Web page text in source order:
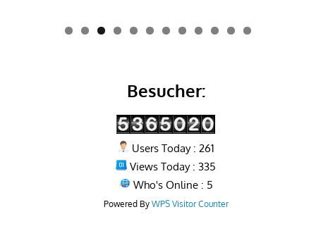
0 1 2
Besucher:
Users Today : 261
Views Today : 335
Who's Online : 5
Powered By WPS Visitor Counter